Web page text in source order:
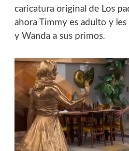
caricatura original de Los
ahora Timmy es adulto y
y Wanda a sus primos.